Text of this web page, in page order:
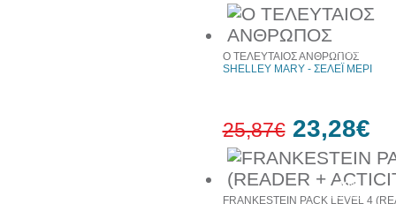
έκπτωση
10%
έκπτωση
Ο ΤΕΛΕΥΤΑΙΟΣ ΑΝΘΡΩΠΟΣ
SHELLEY MARY - ΣΕΛΕΪ ΜΕΡΙ
25,87€ 23,28€
FRANKESTEIN PACK LEVEL 4